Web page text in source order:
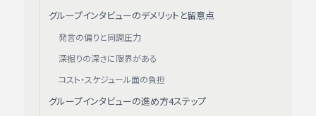
グループインタビューのデメリットと留意点
発言の偏りと同調圧力
深掘りの深さに限界がある
コスト・スケジュール面の負担
グループインタビューの進め方4ステップ